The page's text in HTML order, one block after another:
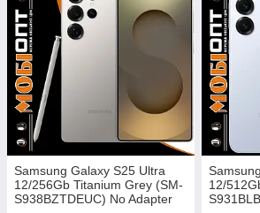
Samsung Galaxy S25 Ultra
12/256Gb Titanium Grey (SM-
S938BZTDEUC) No Adapter
12/